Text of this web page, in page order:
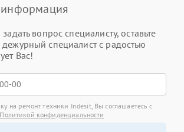
информация
вопрос специалисту, оставьте
специалист с радостью
Вас!
на ремонт техники Indesit, Вы соглашаетесь с
Политикой конфиденциальности